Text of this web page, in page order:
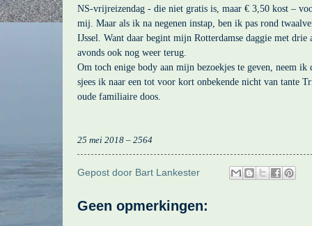
NS-vrijreizendag - die niet gratis is, maar € 3,50 kost –
mij. Maar als ik na negenen instap, ben ik pas rond
IJssel. Want daar begint mijn Rotterdamse daggie met drie
avonds ook nog weer terug.
Om toch enige body aan mijn bezoekjes te geven, neem
sjees ik naar een tot voor kort onbekende nicht van tante
oude familiaire doos.
25 mei 2018 – 2564
Gepost door Bart Lankester
Geen opmerkingen: